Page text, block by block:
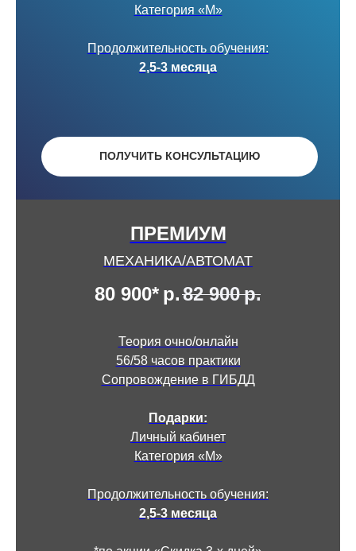
Категория «М»
Продолжительность обучения:
2,5-3 месяца
ПОЛУЧИТЬ КОНСУЛЬТАЦИЮ
ПРЕМИУМ
МЕХАНИКА/АВТОМАТ
80 900* р.82 900р.
Теория очно/онлайн
56/58 часов практики
Сопровождение в ГИБДД
Подарки:
Личный кабинет
Категория «М»
Продолжительность обучения:
2,5-3 месяца